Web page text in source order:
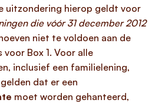
uitzondering hierop geldt voor
die vóór 31 december 2012
niet te voldoen aan de
Box 1. Voor alle
inclusief een familielening,
dat er een
moet worden gehanteerd,